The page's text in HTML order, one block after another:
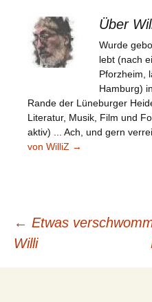
Über
Wurde
lebt (nach
Pforzheim,
Hamburg)
Rande der Lüneburger
Literatur, Musik, Film und
aktiv) ... Ach, und gern
von WilliZ →
← Etwas
Willi